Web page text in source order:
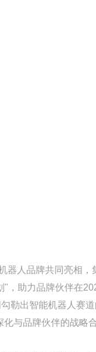
器人品牌共同亮相
，助力品牌伙伴在
勒出智能机器人赛道
与品牌伙伴的战略